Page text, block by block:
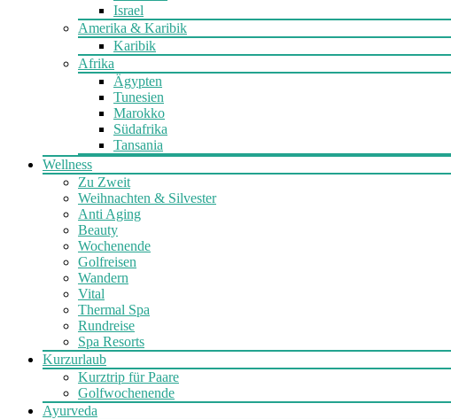
Israel
Amerika & Karibik
Karibik
Afrika
Ägypten
Tunesien
Marokko
Südafrika
Tansania
Wellness
Zu Zweit
Weihnachten & Silvester
Anti Aging
Beauty
Wochenende
Golfreisen
Wandern
Vital
Thermal Spa
Rundreise
Spa Resorts
Kurzurlaub
Kurztrip für Paare
Golfwochenende
Ayurveda